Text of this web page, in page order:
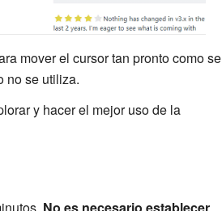
mover el cursor tan pronto como se
no se utiliza.
y hacer el mejor uso de la